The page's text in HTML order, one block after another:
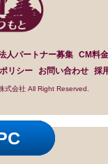
人パートナー募集 CM料
リシー お問い合わせ 採
式会社 All Right Reserved.